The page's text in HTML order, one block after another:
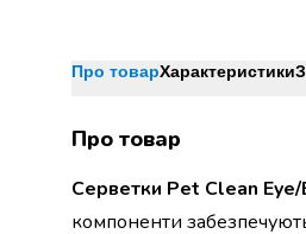
алкоголь
Сидри
Про товарХарактеристики
Про товар
Серветки Pet Clean
компоненти